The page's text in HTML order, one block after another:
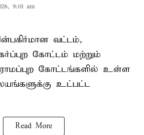
9:10 am
வட்டம்,
கோட்டம் மற்றும்
கோட்டங்களில் உள்ள
உட்பட்ட
Read More